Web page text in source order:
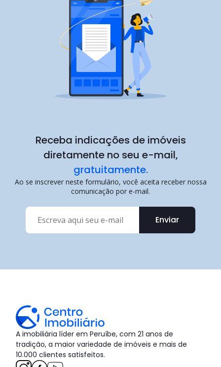
Receba indicações de imóveis
diretamente no seu e-mail,
gratuitamente.
Enviar
Ao se inscrever neste formulário, você aceita receber nossa
comunicação por e-mail.
A imobiliária líder em Peruíbe, com 21 anos de
tradição, a maior variedade de imóveis e mais de
10.000 clientes satisfeitos.